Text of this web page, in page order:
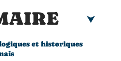
et historiques